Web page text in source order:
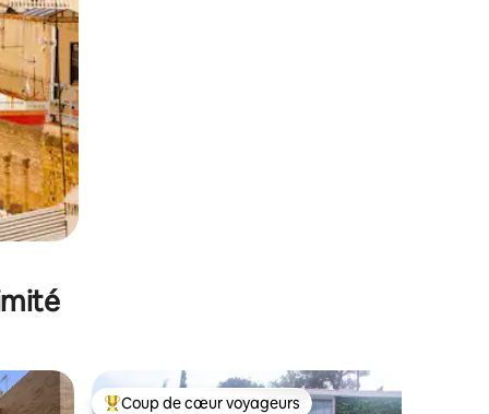
Coup de cœur voyageurs